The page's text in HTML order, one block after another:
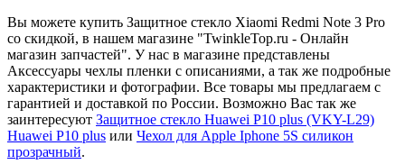
Вы можете купить Защитное стекло Xiaomi Redmi Note 3 Pro
со скидкой, в нашем магазине "TwinkleTop.ru - Онлайн
магазин запчастей". У нас в магазине представлены
Аксессуары чехлы пленки с описаниями, а так же подробные
характеристики и фотографии. Все товары мы предлагаем с
гарантией и доставкой по России. Возможно Вас так же
заинтересуют Защитное стекло Huawei P10 plus (VKY-L29)
Huawei P10 plus или Чехол для Apple Iphone 5S силикон
прозрачный.